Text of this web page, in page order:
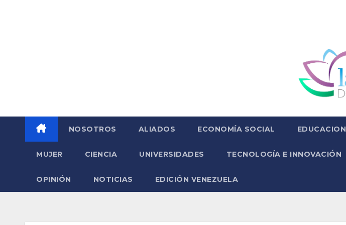
NOSOTROS ALIADOS ECONOMÍA SOCIAL EDUCACION
MUJER CIENCIA UNIVERSIDADES TECNOLOGÍA E INNOVACIÓN
OPINIÓN NOTICIAS EDICIÓN VENEZUELA